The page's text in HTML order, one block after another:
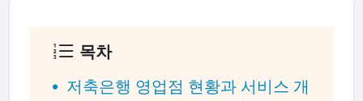
목차
저축은행 영업점 현황과 서비스 개